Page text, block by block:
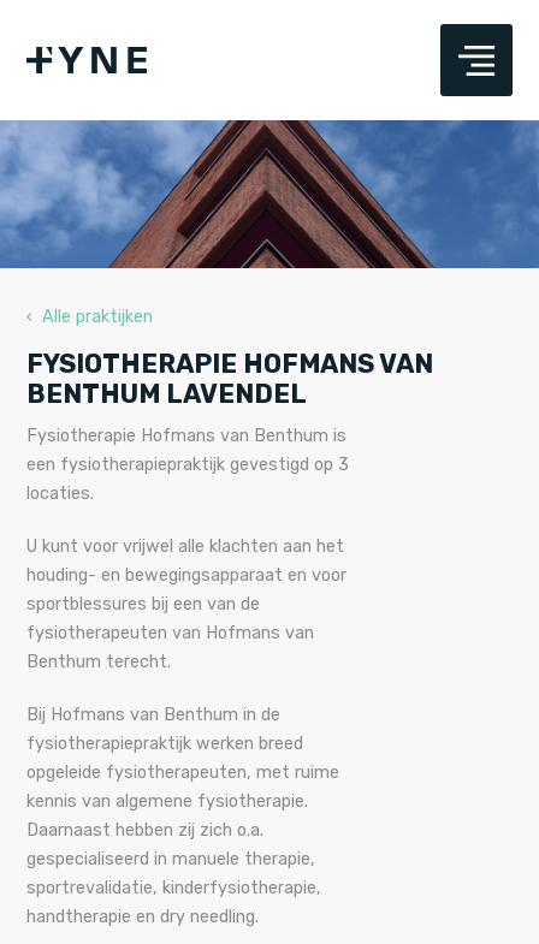
‹ Alle praktijken
FYSIOTHERAPIE HOFMANS VAN
BENTHUM LAVENDEL
Fysiotherapie Hofmans van Benthum is
een fysiotherapiepraktijk gevestigd op 3
locaties.
U kunt voor vrijwel alle klachten aan het
houding- en bewegingsapparaat en voor
sportblessures bij een van de
fysiotherapeuten van Hofmans van
Benthum terecht.
Bij Hofmans van Benthum in de
fysiotherapiepraktijk werken breed
opgeleide fysiotherapeuten, met ruime
kennis van algemene fysiotherapie.
Daarnaast hebben zij zich o.a.
gespecialiseerd in manuele therapie,
sportrevalidatie, kinderfysiotherapie,
handtherapie en dry needling.